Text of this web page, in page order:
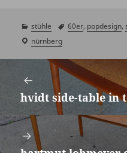
kategorien
stühle schlagwörter
60er, popdesign,
laden
showroom
nürnberg
Beitragsnavigation
Vorheriger
Beitrag:
hvidt side-table in